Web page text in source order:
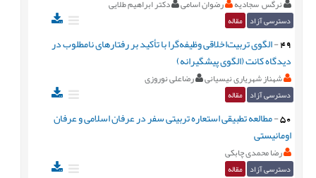
نرگس سجادیه رضوان اسامی دکتر ابراهیم طلایی
دسترسی آزاد مقاله
49
-الگوی تربیت‌اخلاقی‌ وظیفه‌گرا با تأکید بر رفتارهای نامطلوب در
دیدگاه کانت (الگوی پیشگیرانه)
شهناز شهریاری نیسیانی رضاعلی نوروزی
دسترسی آزاد مقاله
50
-مطالعه تطبیقی استعاره تربیتی سفر در عرفان اسلامی و عرفان
اومانیستی
رضا محمدی چابکی
دسترسی آزاد مقاله